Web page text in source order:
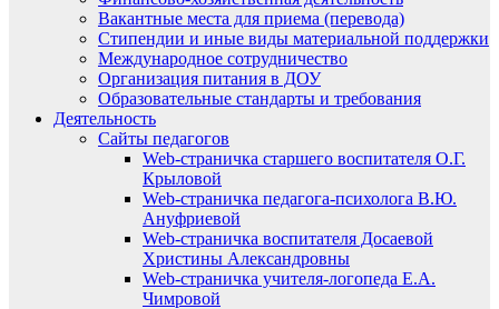
Вакантные места для приема (перевода)
Стипендии и иные виды материальной поддержки
Международное сотрудничество
Организация питания в ДОУ
Образовательные стандарты и требования
Деятельность
Сайты педагогов
Web-страничка старшего воспитателя О.Г.
Крыловой
Web-страничка педагога-психолога В.Ю.
Ануфриевой
Web-страничка воспитателя Досаевой
Христины Александровны
Web-страничка учителя-логопеда Е.А.
Чимровой